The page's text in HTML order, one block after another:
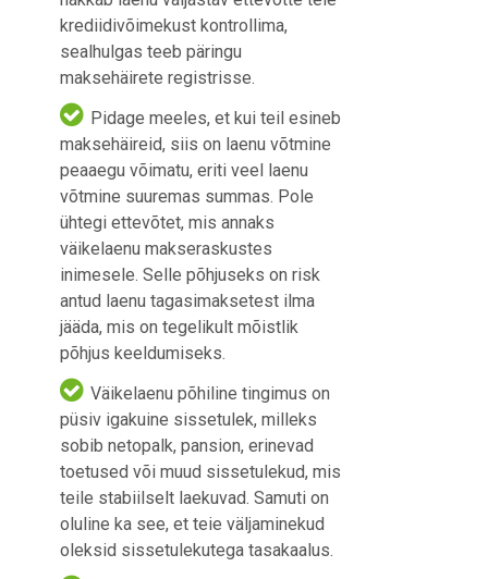
krediidivõimekust kontrollima,
sealhulgas teeb päringu
maksehäirete registrisse.
Pidage meeles, et kui teil esineb
maksehäireid, siis on laenu võtmine
peaaegu võimatu, eriti veel laenu
võtmine suuremas summas. Pole
ühtegi ettevõtet, mis annaks
väikelaenu makseraskustes
inimesele. Selle põhjuseks on risk
antud laenu tagasimaksetest ilma
jääda, mis on tegelikult mõistlik
põhjus keeldumiseks.
Väikelaenu põhiline tingimus on
püsiv igakuine sissetulek, milleks
sobib netopalk, pansion, erinevad
toetused või muud sissetulekud, mis
teile stabiilselt laekuvad. Samuti on
oluline ka see, et teie väljaminekud
oleksid sissetulekutega tasakaalus.